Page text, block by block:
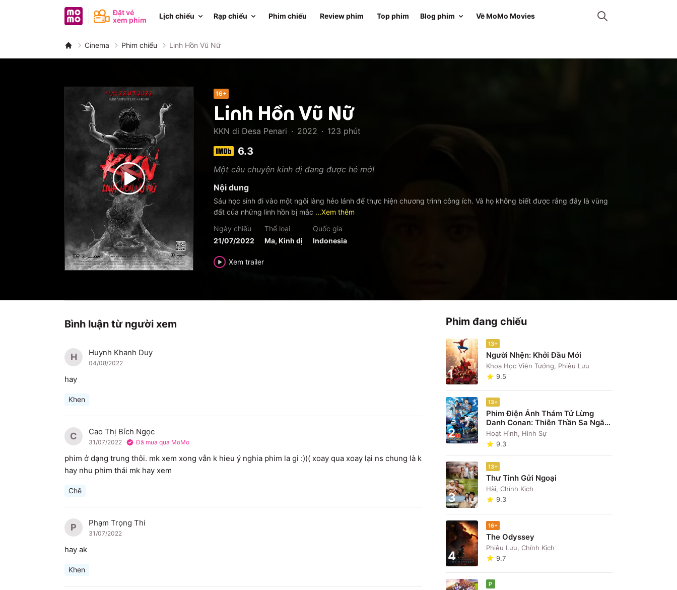
MoMo - Ứng dụng tài chính
Đặt vé
xem phim
Lịch chiếu Rạp chiếu Phim chiếu Review phim Top phim Blog phim Về MoMo Movies
Cinema Phim chiếu Linh Hồn Vũ Nữ
16+
Linh Hồn Vũ Nữ
KKN di Desa Penari · 2022 · 123 phút
6.3
Một câu chuyện kinh dị đang được hé mở!
Nội dung
Sáu học sinh đi vào một ngôi làng hẻo lánh để thực hiện chương trình công ích. Và họ không biết được rằng đây là vùng
đất của những linh hồn bị mắc ...Xem thêm
Ngày chiếu
21/07/2022
Thể loại
Ma, Kinh dị
Quốc gia
Indonesia
Xem trailer
Bình luận từ người xem
H Huynh Khanh Duy
04/08/2022
hay
Khen
C Cao Thị Bích Ngọc
31/07/2022 Đã mua qua MoMo
phim ở dạng trung thôi. mk xem xong vẫn k hieu ý nghia phim la gi :))( xoay qua xoay lại ns chung là k
hay nhu phim thái mk hay xem
Chê
P Phạm Trọng Thi
31/07/2022
hay ak
Khen
Phim đang chiếu
1
13+
Người Nhện: Khởi Đầu Mới
Khoa Học Viễn Tưởng, Phiêu Lưu
9.5
2
13+
Phim Điện Ảnh Thám Tử Lừng
Danh Conan: Thiên Thần Sa Ngã
Trên Xa Lộ
Hoạt Hình, Hình Sự
9.3
3
13+
Thư Tình Gửi Ngoại
Hài, Chính Kịch
9.3
4
16+
The Odyssey
Phiêu Lưu, Chính Kịch
9.7
P